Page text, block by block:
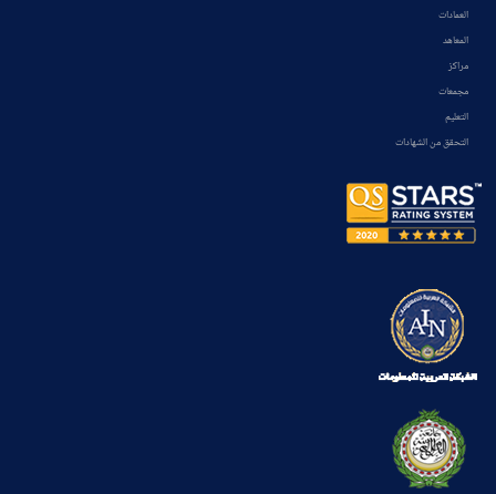
العمادات
المعاهد
مراكز
مجمعات
التعليم
التحقق من الشهادات